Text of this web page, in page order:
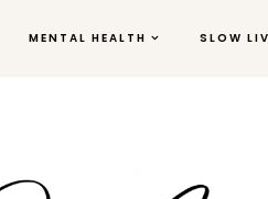
MENTAL HEALTH SLOW